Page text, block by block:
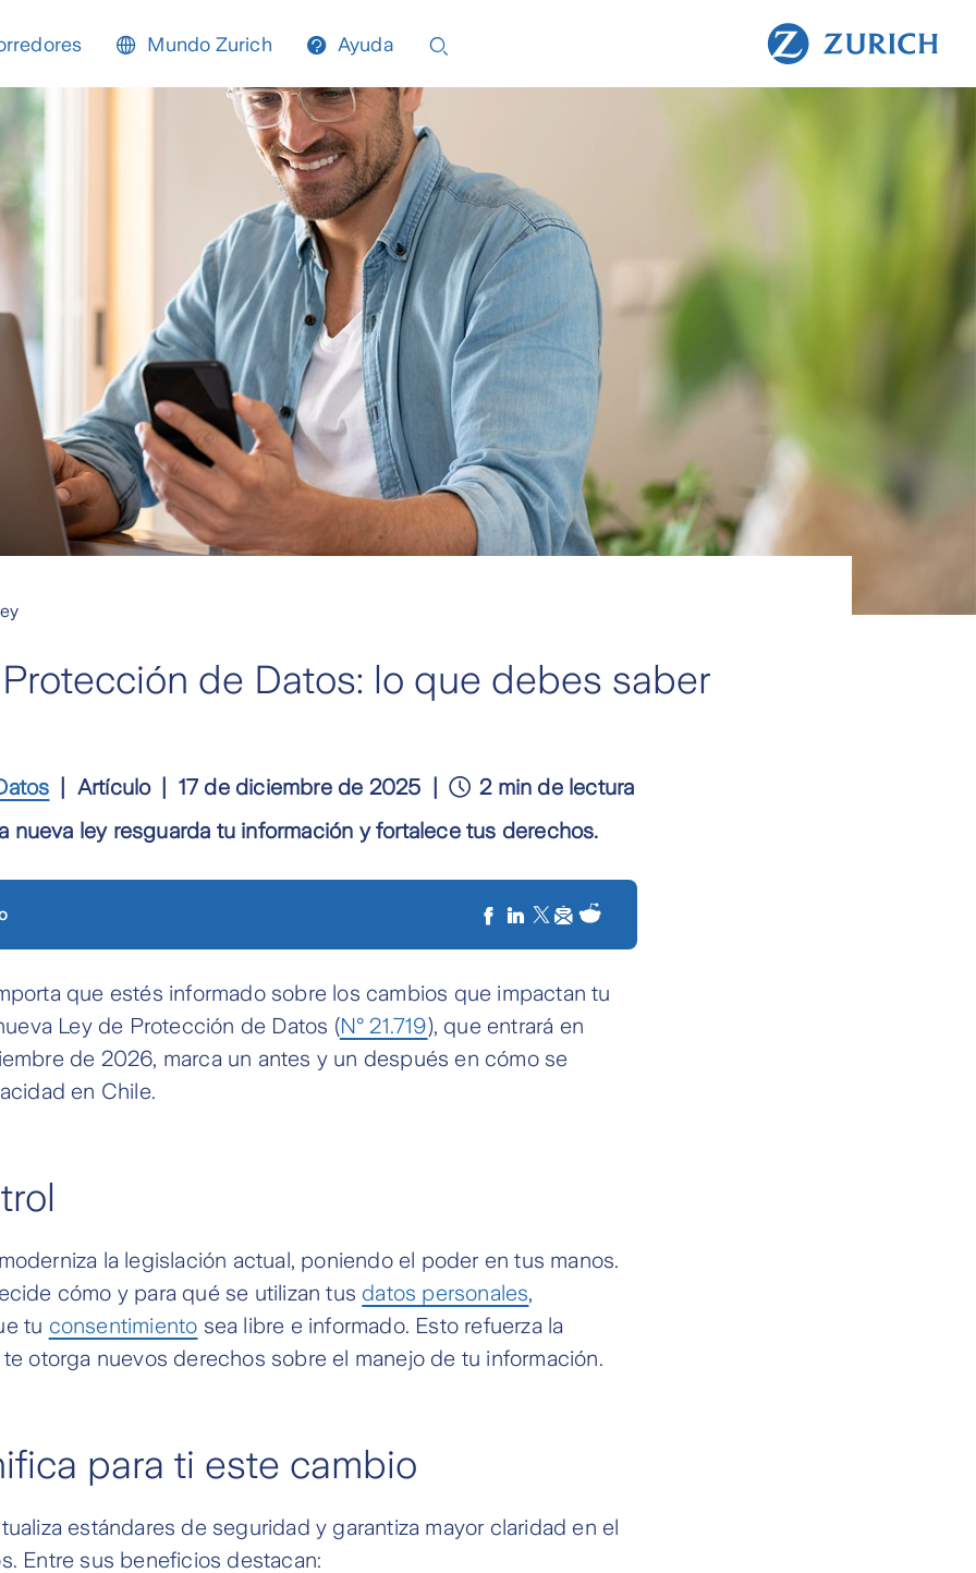
Mundo Zurich Ayuda
de Datos: lo que debes saber
Artículo 17 de diciembre de 2025
2 min de lectura
nueva ley resguarda tu información y fortalece tus derechos.
que estés informado sobre los cambios que impactan tu
Ley de Protección de Datos (N° 21.719), que entrará en
de 2026, marca un antes y un después en cómo se
en Chile.
la legislación actual, poniendo el poder en tus manos.
cómo y para qué se utilizan tus datos personales,
tu consentimiento sea libre e informado. Esto refuerza la
otorga nuevos derechos sobre el manejo de tu información.
para ti este cambio
estándares de seguridad y garantiza mayor claridad en el
Entre sus beneficios destacan: